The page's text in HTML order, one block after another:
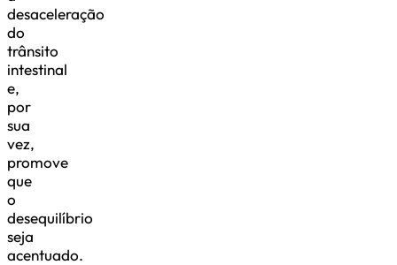
desaceleração
do
trânsito
intestinal
e,
por
sua
vez,
promove
que
o
desequilíbrio
seja
acentuado.